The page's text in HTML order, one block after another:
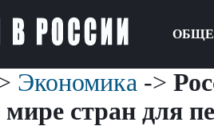
Экономика ->
стран для